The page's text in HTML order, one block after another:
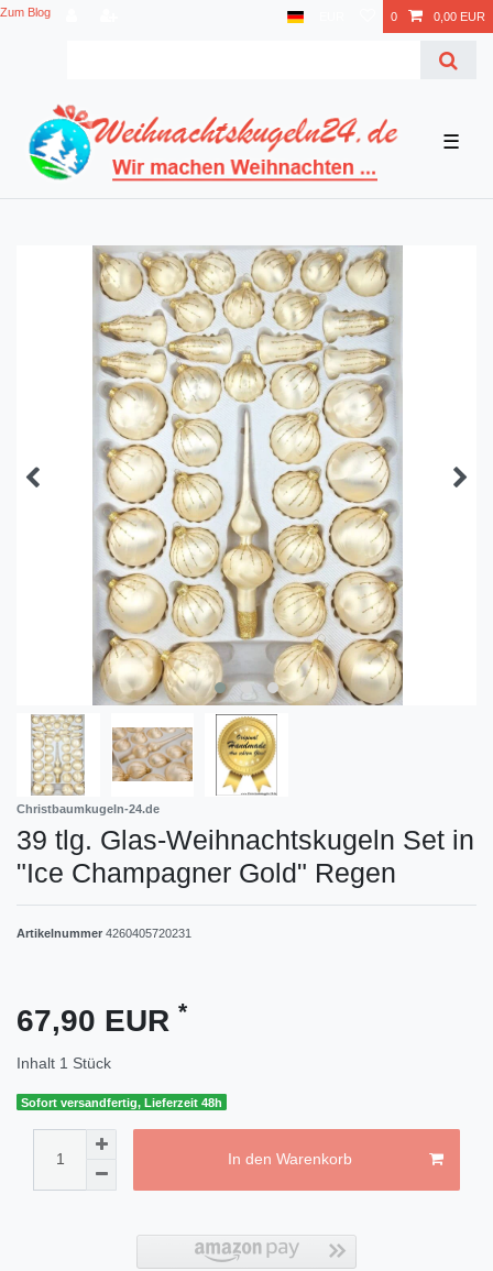
Zum Blog 0 0,00 EUR
☰
Christbaumkugeln-24.de
39 tlg. Glas-Weihnachtskugeln Set in
"Ice Champagner Gold" Regen
Artikelnummer 4260405720231
67,90 EUR *
Inhalt 1 Stück
Sofort versandfertig, Lieferzeit 48h
In den Warenkorb